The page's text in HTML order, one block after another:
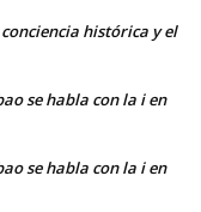
histórica y el
se habla con la i en
se habla con la i en